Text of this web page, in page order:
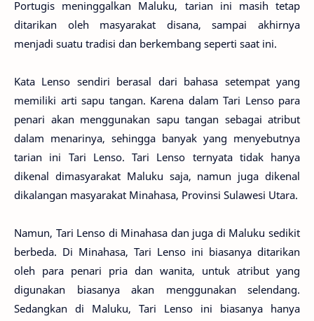
Portugis meninggalkan Maluku, tarian ini masih tetap
ditarikan oleh masyarakat disana, sampai akhirnya
menjadi suatu tradisi dan berkembang seperti saat ini.
Kata Lenso sendiri berasal dari bahasa setempat yang
memiliki arti sapu tangan. Karena dalam Tari Lenso para
penari akan menggunakan sapu tangan sebagai atribut
dalam menarinya, sehingga banyak yang menyebutnya
tarian ini Tari Lenso. Tari Lenso ternyata tidak hanya
dikenal dimasyarakat Maluku saja, namun juga dikenal
dikalangan masyarakat Minahasa, Provinsi Sulawesi Utara.
Namun, Tari Lenso di Minahasa dan juga di Maluku sedikit
berbeda. Di Minahasa, Tari Lenso ini biasanya ditarikan
oleh para penari pria dan wanita, untuk atribut yang
digunakan biasanya akan menggunakan selendang.
Sedangkan di Maluku, Tari Lenso ini biasanya hanya